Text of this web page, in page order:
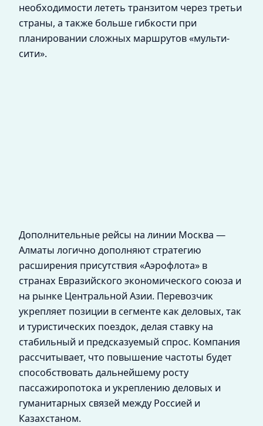
необходимости лететь транзитом через третьи
страны, а также больше гибкости при
планировании сложных маршрутов «мульти-
сити».
Дополнительные рейсы на линии Москва —
Алматы логично дополняют стратегию
расширения присутствия «Аэрофлота» в
странах Евразийского экономического союза и
на рынке Центральной Азии. Перевозчик
укрепляет позиции в сегменте как деловых, так
и туристических поездок, делая ставку на
стабильный и предсказуемый спрос. Компания
рассчитывает, что повышение частоты будет
способствовать дальнейшему росту
пассажиропотока и укреплению деловых и
гуманитарных связей между Россией и
Казахстаном.